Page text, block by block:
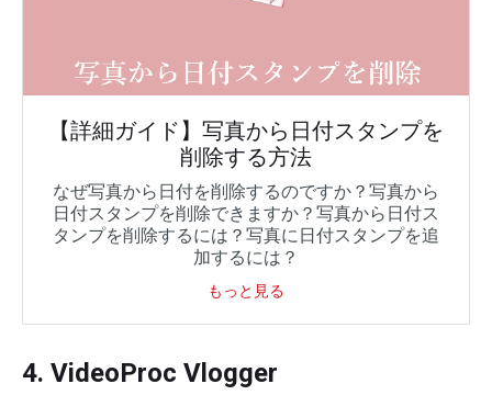
【詳細ガイド】写真から日付スタンプを
削除する方法
なぜ写真から日付を削除するのですか？写真から
日付スタンプを削除できますか？写真から日付ス
タンプを削除するには？写真に日付スタンプを追
加するには？
もっと見る
4. VideoProc Vlogger